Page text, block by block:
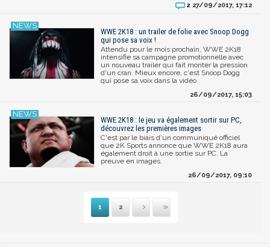
2 27/09/2017, 17:12
WWE 2K18 : un trailer de folie avec Snoop Dogg
qui pose sa voix !
Attendu pour le mois prochain, WWE 2K18
intensifie sa campagne promotionnelle avec
un nouveau trailer qui fait monter la pression
d'un cran. Mieux encore, c'est Snoop Dogg
qui pose sa voix dans la vidéo
26/09/2017, 15:03
WWE 2K18 : le jeu va également sortir sur PC,
découvrez les premières images
C'est par le biais d'un communiqué officiel
que 2K Sports annonce que WWE 2K18 aura
également droit à une sortie sur PC. La
preuve en images.
26/09/2017, 09:10
1 2
Suivante
Dernière